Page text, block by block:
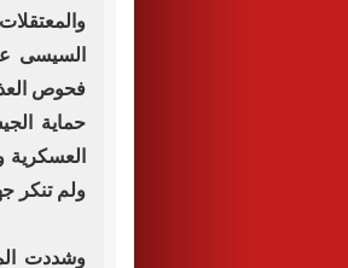
السيسى
فحوص
حماية
ولم تنكر
وشددت